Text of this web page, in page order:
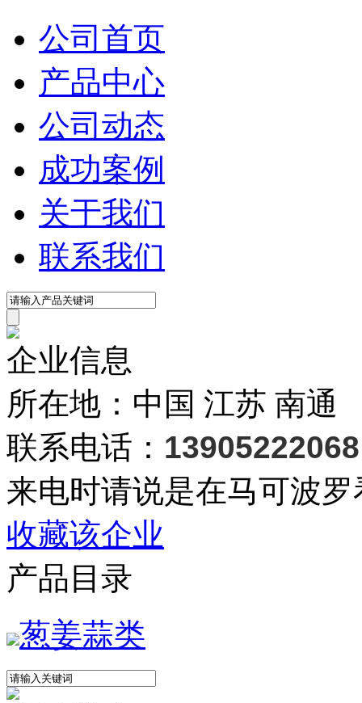
公司首页
产品中心
公司动态
成功案例
关于我们
联系我们
企业信息
所在地：中国 江苏 南通
联系电话： 13905222068
来电时请说是在马可波
收藏该企业
产品目录
葱姜蒜类